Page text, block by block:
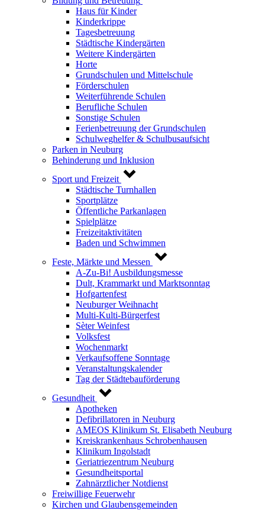
Haus für Kinder
Kinderkrippe
Tagesbetreuung
Städtische Kindergärten
Weitere Kindergärten
Horte
Grundschulen und Mittelschule
Förderschulen
Weiterführende Schulen
Berufliche Schulen
Sonstige Schulen
Ferienbetreuung der Grundschulen
Schulweghelfer & Schulbusaufsicht
Parken in Neuburg
Behinderung und Inklusion
Sport und Freizeit
Städtische Turnhallen
Sportplätze
Öffentliche Parkanlagen
Spielplätze
Freizeitaktivitäten
Baden und Schwimmen
Feste, Märkte und Messen
A-Zu-Bi! Ausbildungsmesse
Dult, Krammarkt und Marktsonntag
Hofgartenfest
Neuburger Weihnacht
Multi-Kulti-Bürgerfest
Sèter Weinfest
Volksfest
Wochenmarkt
Verkaufsoffene Sonntage
Veranstaltungskalender
Tag der Städtebauförderung
Gesundheit
Apotheken
Defibrillatoren in Neuburg
AMEOS Klinikum St. Elisabeth Neuburg
Kreiskrankenhaus Schrobenhausen
Klinikum Ingolstadt
Geriatriezentrum Neuburg
Gesundheitsportal
Zahnärztlicher Notdienst
Freiwillige Feuerwehr
Kirchen und Glaubensgemeinden